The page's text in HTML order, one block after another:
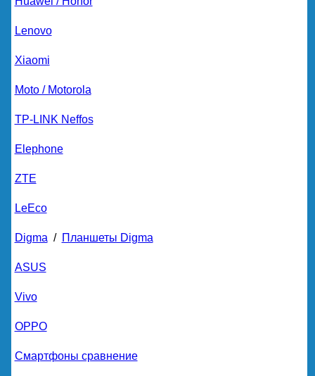
Lenovo
Xiaomi
Moto / Motorola
TP-LINK Neffos
Elephone
ZTE
LeEco
Digma / Планшеты Digma
ASUS
Vivo
OPPO
Смартфоны сравнение